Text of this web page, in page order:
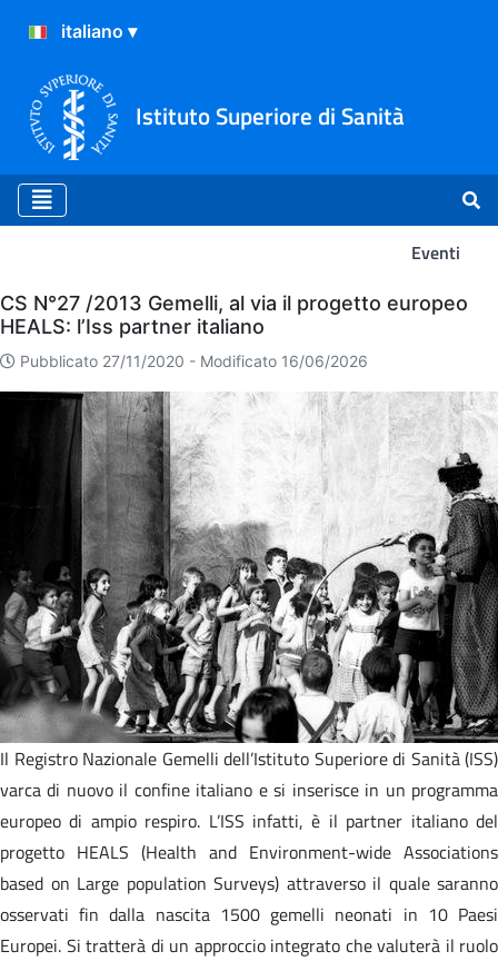
Istituto Superiore di Sanità
Eventi
Eventi
CS N°27 /2013 Gemelli, al via il progetto europeo
HEALS: l’Iss partner italiano
Pubblicato 27/11/2020 - Modificato 16/06/2026
Il Registro Nazionale Gemelli dell’Istituto Superiore di Sanità (ISS)
varca di nuovo il confine italiano e si inserisce in un programma
europeo di ampio respiro. L’ISS infatti, è il partner italiano del
progetto HEALS (Health and Environment-wide Associations
based on Large population Surveys) attraverso il quale saranno
osservati fin dalla nascita 1500 gemelli neonati in 10 Paesi
Europei. Si tratterà di un approccio integrato che valuterà il ruolo